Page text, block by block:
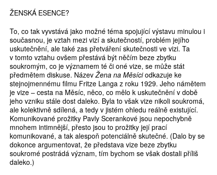
ŽENSKÁ ESENCE?
To, co tak vyvstává jako možné téma spojující výstavu minulou i
současnou, je vztah mezi vizí a skutečností, problém jejího
uskutečnění, ale také zas přetváření skutečnosti ve vizi. Ta
v tomto vztahu ovšem přestává být něčím beze zbytku
soukromým, co je významem té či oné vize, se může stát
předmětem diskuse. NázevŽena na Měsíciodkazuje ke
stejnojmennému filmu Fritze Langa z roku 1929. Jeho námětem
je vize – cesta na Měsíc, něco, co mělo k uskutečnění v době
jeho vzniku stále dost daleko. Byla to však vize nikoli soukromá,
ale kolektivně sdílená, a tedy v jistém ohledu reálně existující.
Komunikované prožitky Pavly Scerankové jsou nepochybně
mnohem intimnější, přesto jsou to prožitky její prací
komunikované, a tak alespoň potenciálně skutečné. (Dalo by se
dokonce argumentovat, že představa vize beze zbytku
soukromé postrádá význam, tím bychom se však dostali příliš
daleko.)